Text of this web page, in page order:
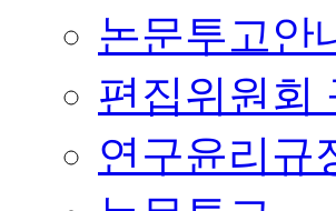
논문투고안
편집위원회
연구윤리규